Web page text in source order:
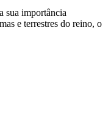
sua importância
e terrestres do reino, o